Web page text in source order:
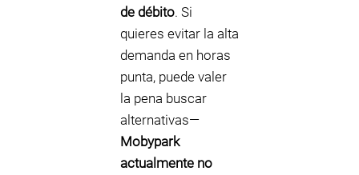
de débito. Si
quieres evitar la alta
demanda en horas
punta, puede valer
la pena buscar
alternativas—
Mobypark
actualmente no